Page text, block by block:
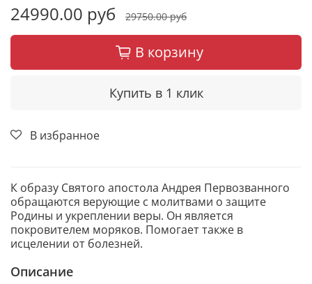
24990.00 руб 29750.00 руб
В корзину
Купить в 1 клик
В избранное
К образу Святого апостола Андрея Первозванного
обращаются верующие с молитвами о защите
Родины и укреплении веры. Он является
покровителем моряков. Помогает также в
исцелении от болезней.
Описание